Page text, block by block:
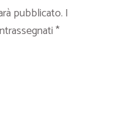
pubblicato. I
*